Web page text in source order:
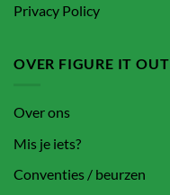
Privacy Policy
OVER FIGURE IT OUT
Over ons
Mis je iets?
Conventies / beurzen